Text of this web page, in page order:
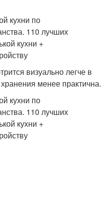
визуально легче в
менее практична.